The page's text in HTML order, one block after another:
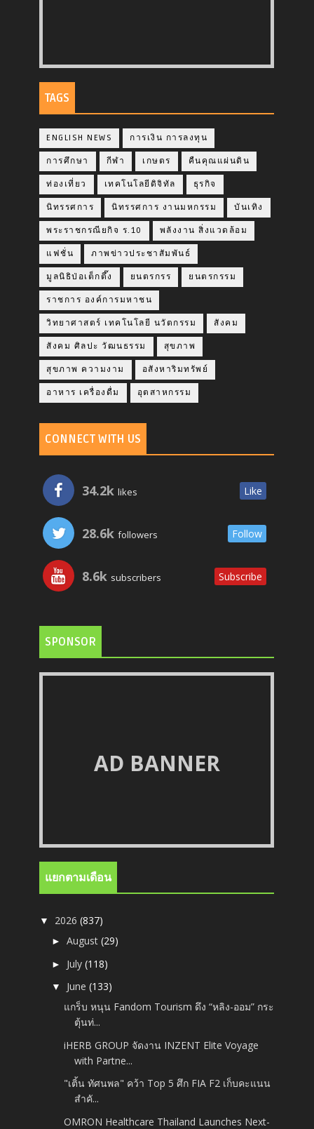
TAGS
ENGLISH NEWS การเงิน การลงทุน
การศึกษา กีฬา เกษตร คืนคุณแผ่นดิน
ท่องเที่ยว เทคโนโลยีดิจิทัล ธุรกิจ
นิทรรศการ นิทรรศการ งานมหกรรม บันเทิง
พระราชกรณียกิจ ร.10 พลังงาน สิ่งแวดล้อม
แฟชั่น ภาพข่าวประชาสัมพันธ์
มูลนิธิป่อเต็กตึ๊ง ยนตรกรร ยนตรกรรม
ราชการ องค์การมหาชน
วิทยาศาสตร์ เทคโนโลยี นวัตกรรม สังคม
สังคม ศิลปะ วัฒนธรรม สุขภาพ
สุขภาพ ความงาม อสังหาริมทรัพย์
อาหาร เครื่องดื่ม อุตสาหกรรม
CONNECT WITH US
34.2k likes Like
28.6k followers Follow
8.6k subscribers Subscribe
SPONSOR
AD BANNER
แยกตามเดือน
▼ 2026(837)
►August(29)
► July(118)
▼ June(133)
แกร็บ หนุน Fandom Tourism ดึง “หลิง-ออม” กระ
ตุ้นท่...
iHERB GROUP จัดงาน INZENT Elite Voyage
with Partne...
"เติ้น ทัศนพล" คว้า Top 5 ศึก FIA F2 เก็บคะแนน
สำคั...
OMRON Healthcare Thailand Launches Next-